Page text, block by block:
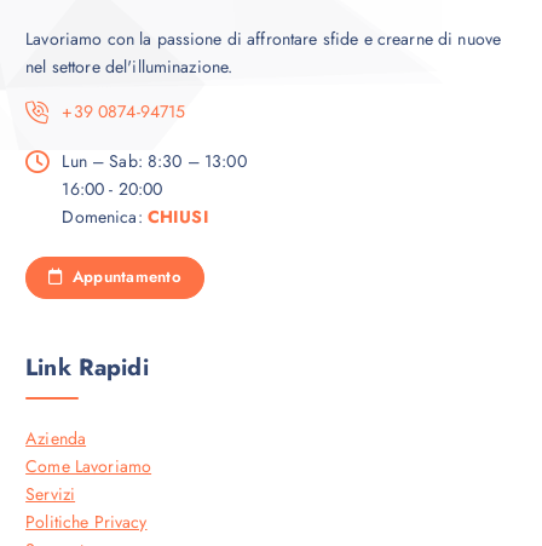
Lavoriamo con la passione di affrontare sfide e crearne di nuove
nel settore del'illuminazione.
+39 0874-94715
Lun – Sab: 8:30 – 13:00
16:00 - 20:00
Domenica: CHIUSI
Appuntamento
Link Rapidi
Azienda
Come Lavoriamo
Servizi
Politiche Privacy